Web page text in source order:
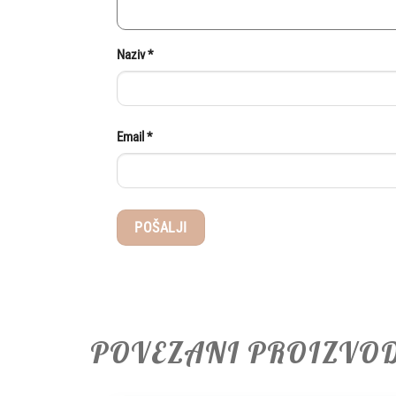
Naziv*
Email *
POVEZANI